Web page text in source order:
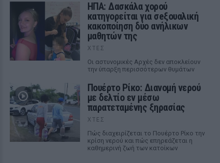
ΗΠΑ: Δασκάλα χορού
κατηγορείται για σeξουαλική
κακοποίηση δύο ανήλικων
μαθητών της
ΧΤΕΣ
Οι αστυνομικές Αρχές δεν αποκλείουν
την ύπαρξη περισσότερων θυμάτων
Πουέρτο Ρίκο: Διανομή νερού
με δελτίο εν μέσω
παρατεταμένης ξηρασίας
ΧΤΕΣ
Πώς διαχειρίζεται το Πουέρτο Ρίκο την
κρίση νερού και πώς επηρεάζεται η
καθημερινή ζωή των κατοίκων